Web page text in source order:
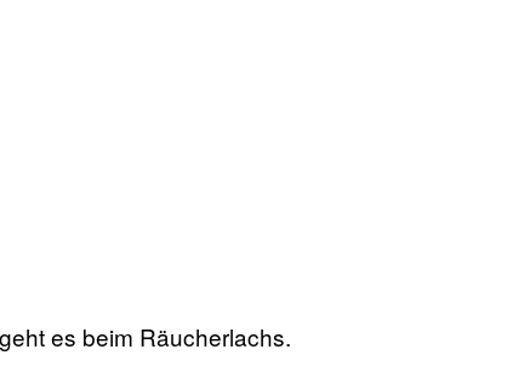
es beim Räucherlachs.